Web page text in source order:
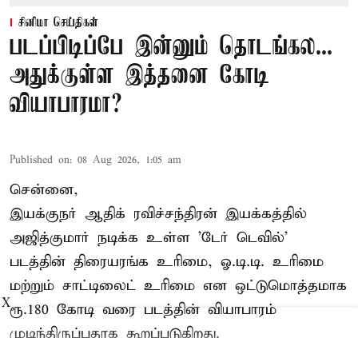
சினிமா செய்திகள்
படப்பிடிப்பே இன்னும் தொடங்கல...
அதுக்குள்ள இத்தனை கோடி
வியாபாரமா?
Published on: 08 Aug 2026, 1:05 am
சென்னை,
இயக்குநர் ஆதிக் ரவிச்சந்திரன் இயக்கத்தில்
அஜித்குமார் நடிக்க உள்ள 'டேர் டெவில்'
படத்தின் திரையரங்க உரிமை, ஓ.டி.டி. உரிமை
மற்றும் சாட்டிலைட் உரிமை என ஒட்டுமொத்தமாக
ரூ.180 கோடி வரை படத்தின் வியாபாரம்
முடிந்திருப்பதாக கூறப்படுகிறது.
X